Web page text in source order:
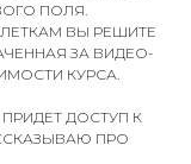
ПОЛЯ.
ВЫ РЕШИТЕ
ЗА ВИДЕО-
КУРСА.
ДОСТУП К
ПРО